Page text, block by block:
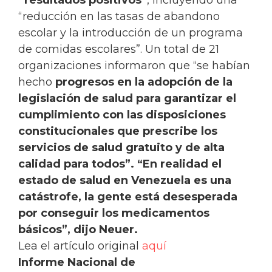
“reducción en las tasas de abandono
escolar y la introducción de un programa
de comidas escolares”. Un total de 21
organizaciones informaron que “se habían
hecho progresos en la adopción de la
legislación de salud para garantizar el
cumplimiento con las disposiciones
constitucionales que prescribe los
servicios de salud gratuito y de alta
calidad para todos”. “En realidad el
estado de salud en Venezuela es una
catástrofe, la gente está desesperada
por conseguir los medicamentos
básicos”, dijo Neuer.
Lea el artículo original aquí
Informe Nacional de